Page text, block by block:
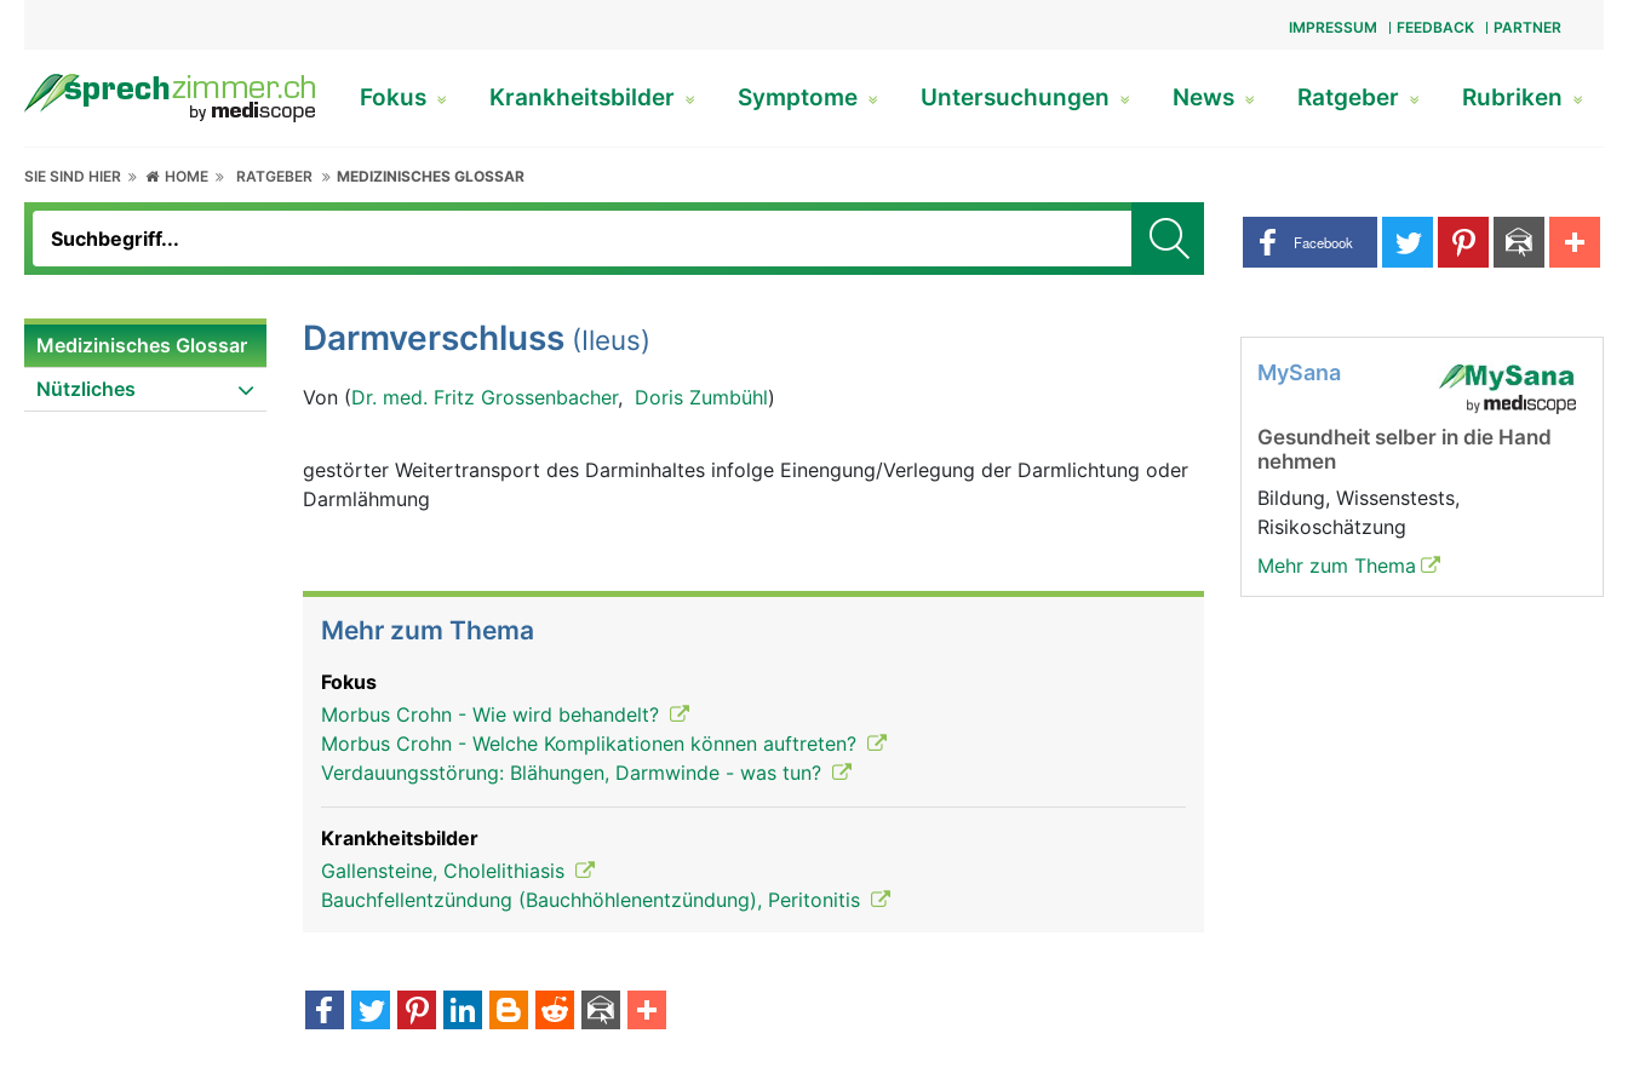
IMPRESSUM FEEDBACK PARTNER
Fokus Krankheitsbilder Symptome Untersuchungen News Ratgeber Rubriken
SIE SIND HIER HOME RATGEBER MEDIZINISCHES GLOSSAR
Share buttons
Facebook
Medizinisches Glossar
Nützliches
Darmverschluss (Ileus)
Von (Dr. med. Fritz Grossenbacher, Doris Zumbühl)
gestörter Weitertransport des Darminhaltes infolge Einengung/Verlegung der Darmlichtung oder
Darmlähmung
Mehr zum Thema
Fokus
Morbus Crohn - Wie wird behandelt?
Morbus Crohn - Welche Komplikationen können auftreten?
Verdauungsstörung: Blähungen, Darmwinde - was tun?
Krankheitsbilder
Gallensteine, Cholelithiasis
Bauchfellentzündung (Bauchhöhlenentzündung), Peritonitis
MySana
Gesundheit selber in die Hand
nehmen
Bildung, Wissenstests,
Risikoschätzung
Mehr zum Thema